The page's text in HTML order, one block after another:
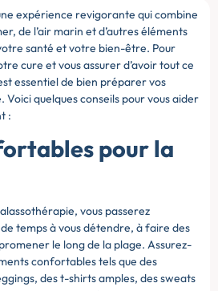
expérience revigorante qui combine
de l’air marin et d’autres éléments
santé et votre bien-être. Pour
cure et vous assurer d’avoir tout ce
essentiel de bien préparer vos
quelques conseils pour vous aider
:
pour la
vous passerez
temps à vous détendre, à faire des
le long de la plage. Assurez-
confortables tels que des
des t-shirts amples, des sweats